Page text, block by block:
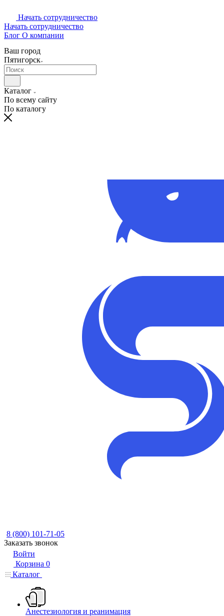
Начать сотрудничество
Начать сотрудничество
Блог О компании
Ваш город
Пятигорск
Каталог
По всему сайту
По каталогу
8 (800) 101-71-05
Заказать звонок
Войти
Корзина 0
Каталог
Анестезиология и реанимация